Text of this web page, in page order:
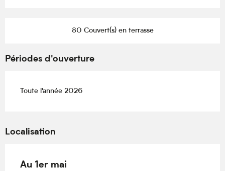
80 Couvert(s) en terrasse
Périodes d'ouverture
Toute l'année 2026
Localisation
Au 1er mai